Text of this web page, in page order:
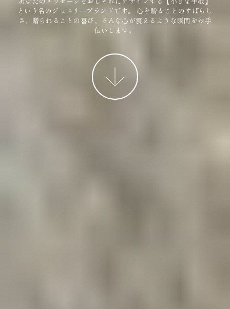
という名のジュエリーブランドです。
心を贈ることのすばらし
さ、贈られることの喜び、そんな心が震えるような瞬間をお手
伝いします。